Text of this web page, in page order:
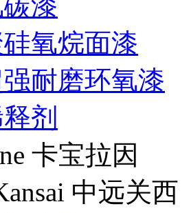
硅氧烷面漆
强耐磨环氧漆
剂
卡宝拉因
中远关西